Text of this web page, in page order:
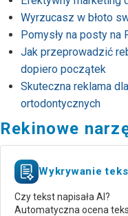
Wyrzucasz w błoto
Pomysły na posty na
Jak przeprowadzić
dopiero początek
Skuteczna reklama
ortodontycznych
Rekinowe
Wykrywanie
Czy tekst napisała AI?
Automatyczna ocena